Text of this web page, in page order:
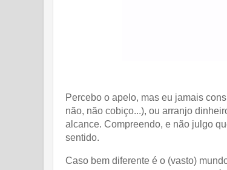
Percebo o apelo, mas eu jamais
não, não cobiço...), ou arranjo
alcance. Compreendo, e não julgo
sentido.
Caso bem diferente é o (vasto)